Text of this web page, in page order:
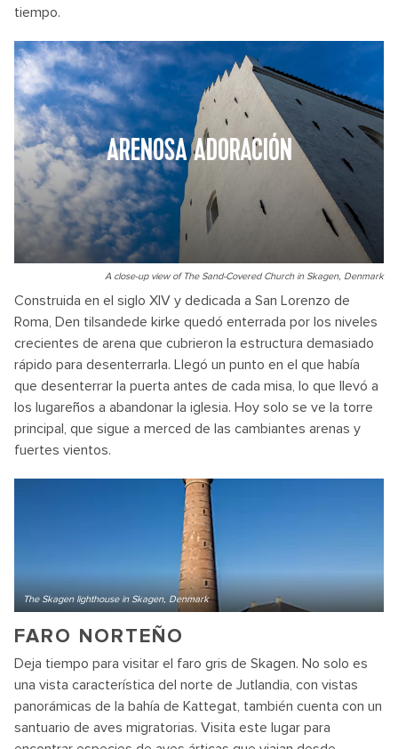
tiempo.
ARENOSA ADORACIÓN
A close-up view of The Sand-Covered Church in Skagen, Denmark
Construida en el siglo XIV y dedicada a San Lorenzo de
Roma, Den tilsandede kirke quedó enterrada por los niveles
crecientes de arena que cubrieron la estructura demasiado
rápido para desenterrarla. Llegó un punto en el que había
que desenterrar la puerta antes de cada misa, lo que llevó a
los lugareños a abandonar la iglesia. Hoy solo se ve la torre
principal, que sigue a merced de las cambiantes arenas y
fuertes vientos.
The Skagen lighthouse in Skagen, Denmark
FARO NORTEÑO
Deja tiempo para visitar el faro gris de Skagen. No solo es
una vista característica del norte de Jutlandia, con vistas
panorámicas de la bahía de Kattegat, también cuenta con un
santuario de aves migratorias. Visita este lugar para